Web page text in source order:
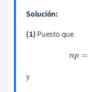
Solución:
(1)Puesto que
n
y